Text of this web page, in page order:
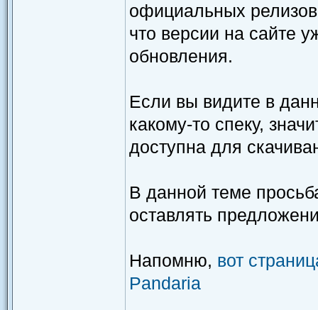
официальных
что версии на сайте
обновления.
Если вы видите в
какому-то спеку,
доступна для
В данной теме
оставлять
Напомню, вот
Pandaria